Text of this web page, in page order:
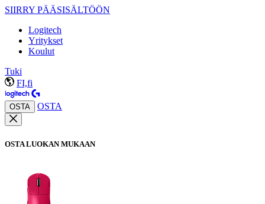
SIIRRY PÄÄSISÄLTÖÖN
Logitech
Yritykset
Koulut
Tuki
FI,fi
OSTA OSTA
OSTA LUOKAN MUKAAN